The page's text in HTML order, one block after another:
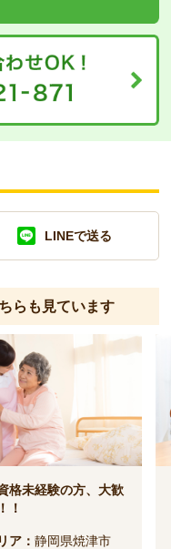
LINEで送る
らも見ています
格未経験の方、大歓
！
ア：静岡県焼津市